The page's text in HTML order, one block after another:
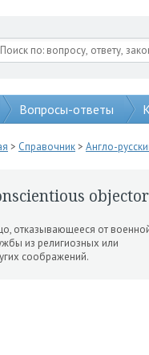
Вопросы-ответы
> Справочник> Англо-
objector
отказыва­ющееся от
из ре­лигиозных или
соображений.